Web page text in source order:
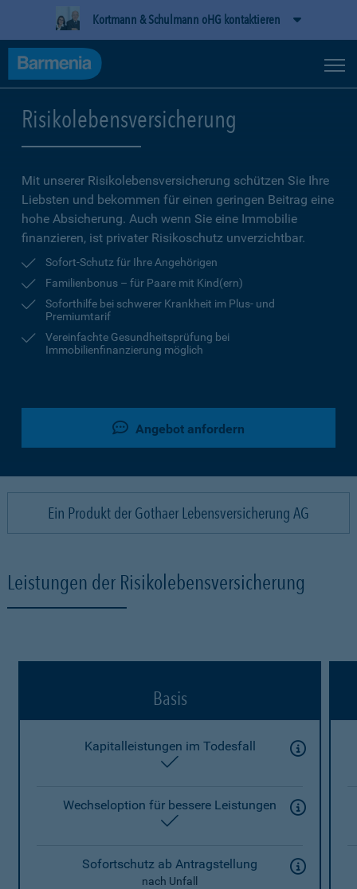
Kortmann & Schulmann oHG kontaktieren
Risikolebensversicherung
Mit unserer Risikolebensversicherung schützen Sie Ihre
Liebsten und bekommen für einen geringen Beitrag eine
hohe Ab­sicherung. Auch wenn Sie eine Immobilie
finanzieren, ist privater Risikoschutz unverzichtbar.
Sofort-Schutz für Ihre Angehörigen
Familienbonus – für Paare mit Kind(ern)
Soforthilfe bei schwerer Krankheit im Plus- und
Premiumtarif
Vereinfachte Gesundheitsprüfung bei
Immobilienfinanzierung möglich
Angebot anfordern
Ein Produkt der Gothaer Lebensversicherung AG
Leistungen der Risikolebensversicherung
Basis
Kapitalleistungen im Todesfall
Wechseloption für bessere Leistungen
Sofortschutz ab Antragstellung
nach Unfall